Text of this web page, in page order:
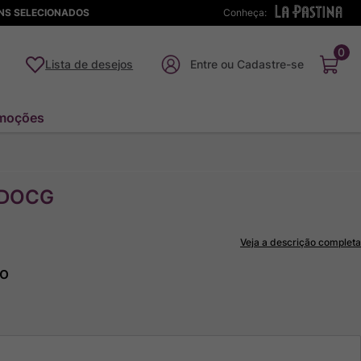
Conheça:
SELECIONADOS
Lista de desejos
0
Veja a descrição completa